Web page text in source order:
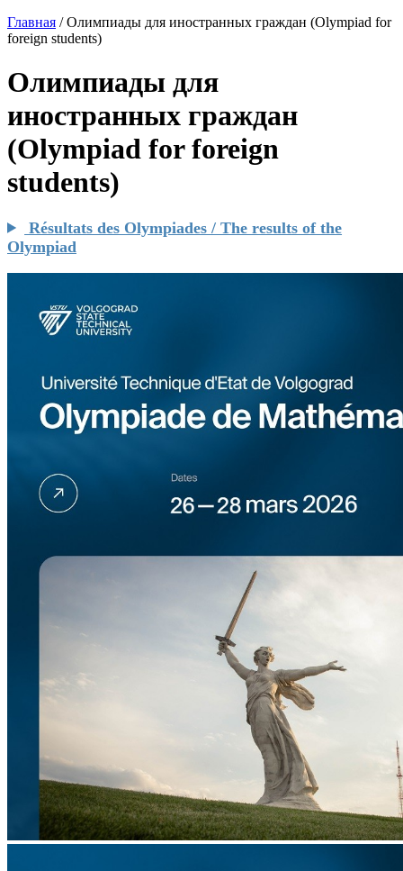
Главная / Олимпиады для иностранных граждан (Olympiad for
foreign students)
Олимпиады для
иностранных граждан
(Olympiad for foreign
students)
Résultats des Olympiades / The results of the
Olympiad